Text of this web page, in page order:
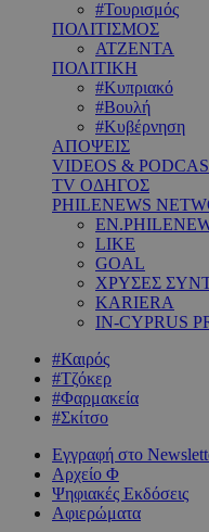
#Τουρισμός
ΠΟΛΙΤΙΣΜΟΣ
ΑΤΖΕΝΤΑ
ΠΟΛΙΤΙΚΗ
#Κυπριακό
#Βουλή
#Κυβέρνηση
ΑΠΟΨΕΙΣ
VIDEOS &
TV ΟΔΗΓΟΣ
PHILENEWS
LIKE
GOAL
ΧΡΥΣΕΣ
KARIERA
IN-CYPRUS
#Καιρός
#Τζόκερ
#Φαρμακεία
#Σκίτσο
Εγγραφή στο
Αρχείο Φ
Ψηφιακές Εκδόσεις
Αφιερώματα